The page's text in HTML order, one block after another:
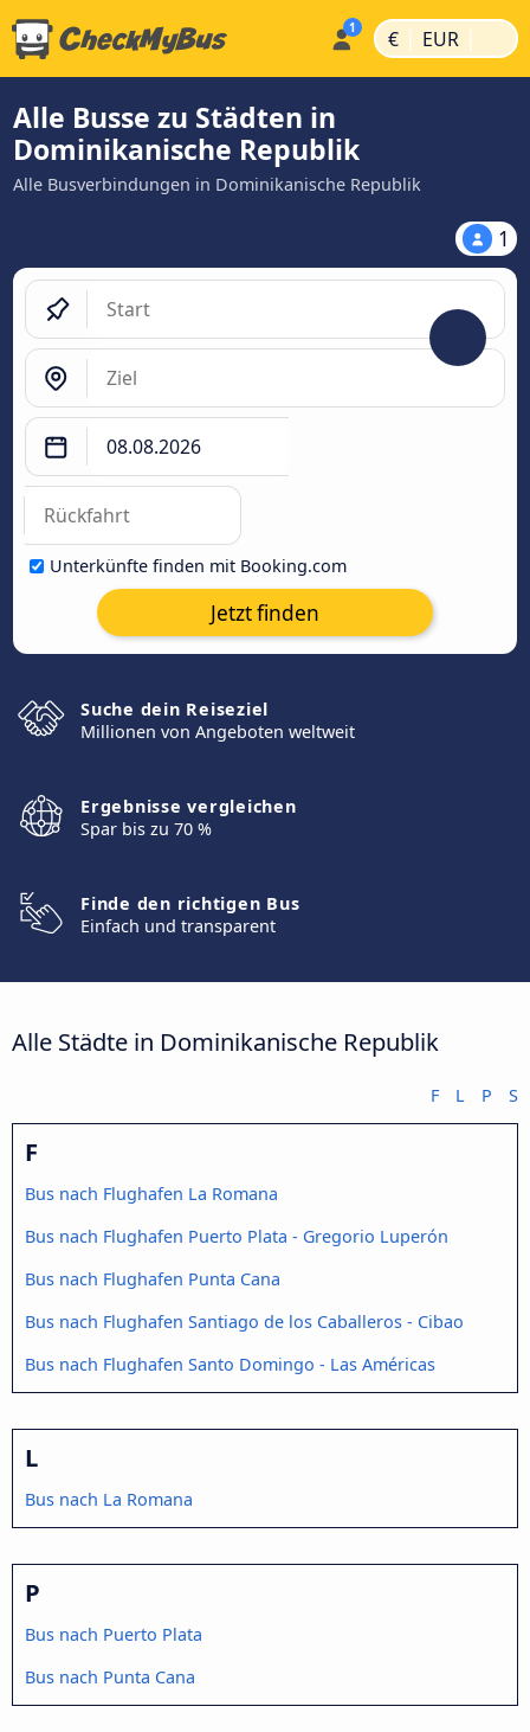
€ | EUR |
Alle Busse zu Städten in
Dominikanische Republik
Alle Busverbindungen in Dominikanische Republik
1
Unterkünfte finden mit Booking.com
Jetzt finden
Suche dein Reiseziel
Millionen von Angeboten weltweit
Ergebnisse vergleichen
Spar bis zu 70 %
Finde den richtigen Bus
Einfach und transparent
Alle Städte in Dominikanische Republik
F L P S
F
Bus nach Flughafen La Romana
Bus nach Flughafen Puerto Plata - Gregorio Luperón
Bus nach Flughafen Punta Cana
Bus nach Flughafen Santiago de los Caballeros - Cibao
Bus nach Flughafen Santo Domingo - Las Américas
L
Bus nach La Romana
P
Bus nach Puerto Plata
Bus nach Punta Cana